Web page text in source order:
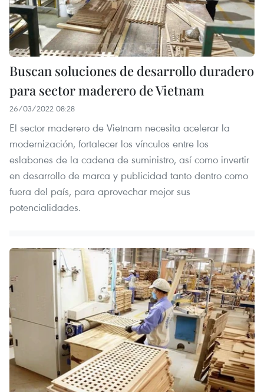
Buscan soluciones de desarrollo duradero
para sector maderero de Vietnam
26/03/2022 08:28
El sector maderero de Vietnam necesita acelerar la
modernización, fortalecer los vínculos entre los
eslabones de la cadena de suministro, así como invertir
en desarrollo de marca y publicidad tanto dentro como
fuera del país, para aprovechar mejor sus
potencialidades.